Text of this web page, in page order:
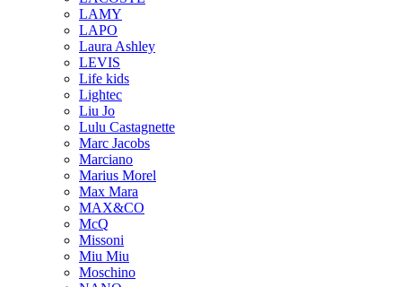
LAMY
LAPO
Laura Ashley
LEVIS
Life kids
Lightec
Liu Jo
Lulu Castagnette
Marc Jacobs
Marciano
Marius Morel
Max Mara
MAX&CO
McQ
Missoni
Miu Miu
Moschino